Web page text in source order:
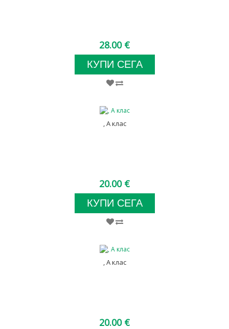
28.00 €
КУПИ СЕГА
, А клас
20.00 €
КУПИ СЕГА
, А клас
20.00 €